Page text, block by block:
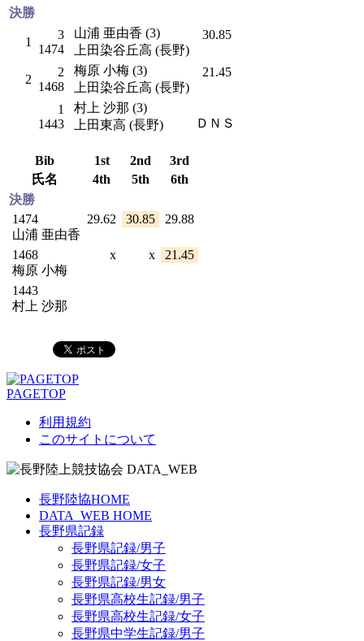
決勝
1
3
1474
山浦 亜由香 (3)
上田染谷丘高 (長野)
30.85
2
2
1468
梅原 小梅 (3)
上田染谷丘高 (長野)
21.45
1
1443
村上 沙那 (3)
上田東高 (長野)
ＤＮＳ
Bib 1st 2nd
3rd
氏名
4th 5th
6th
決勝
1474
山浦 亜由香
29.62 30.85 29.88
1468
梅原 小梅
x x 21.45
1443
村上 沙那
PAGETOP
利用規約
このサイトについて
長野陸協HOME
DATA_WEB HOME
長野県記録
長野県記録/男子
長野県記録/女子
長野県記録/男女
長野県高校生記録/男子
長野県高校生記録/女子
長野県中学生記録/男子